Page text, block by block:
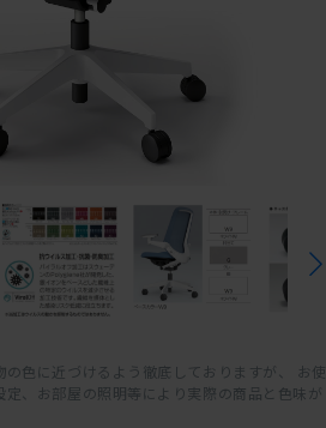
色に近づけるよう徹底しておりますが、 お使
定、お部屋の照明等により実際の商品と色味が